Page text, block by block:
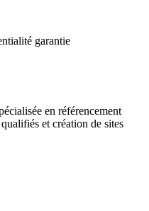
garantie
en référencement
et création de sites